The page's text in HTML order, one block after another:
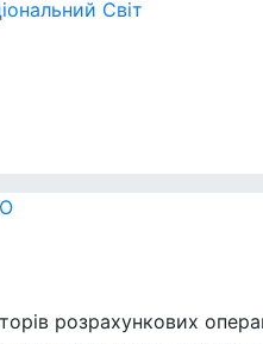
Світ
розрахункових